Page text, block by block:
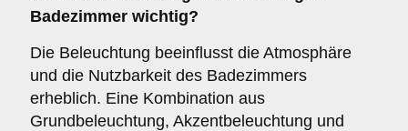
Badezimmer wichtig?
Die Beleuchtung beeinflusst die Atmosphäre
und die Nutzbarkeit des Badezimmers
erheblich. Eine Kombination aus
Grundbeleuchtung, Akzentbeleuchtung und